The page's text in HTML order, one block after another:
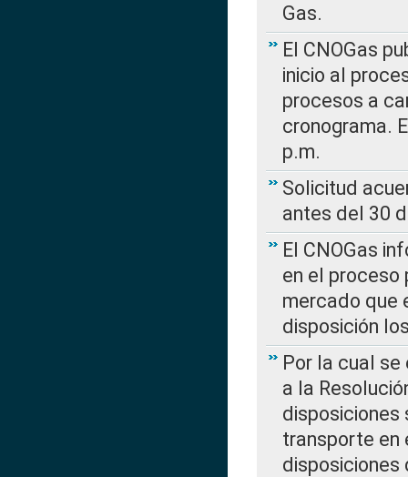
Gas.
El CNOGas
inicio al
procesos a
cronograma.
p.m.
Solicitud
antes del 30
El CNOGas
en el
mercado que
disposición
Por la cual se
a la
disposiciones
transporte en
disposiciones